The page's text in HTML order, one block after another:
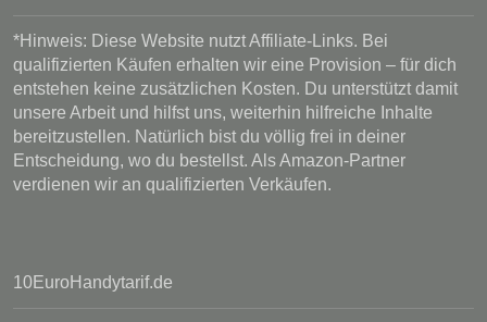
*Hinweis: Diese Website nutzt Affiliate-Links. Bei
qualifizierten Käufen erhalten wir eine Provision – für dich
entstehen keine zusätzlichen Kosten. Du unterstützt damit
unsere Arbeit und hilfst uns, weiterhin hilfreiche Inhalte
bereitzustellen. Natürlich bist du völlig frei in deiner
Entscheidung, wo du bestellst. Als Amazon-Partner
verdienen wir an qualifizierten Verkäufen.
10EuroHandytarif.de